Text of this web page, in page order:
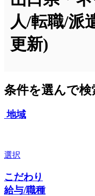
人/転職/派
更新)
条件を選んで検
地域
選択
こだわり
給与/職種